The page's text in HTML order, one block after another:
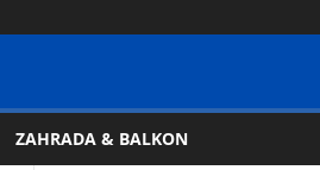
ZAHRADA & BALKON